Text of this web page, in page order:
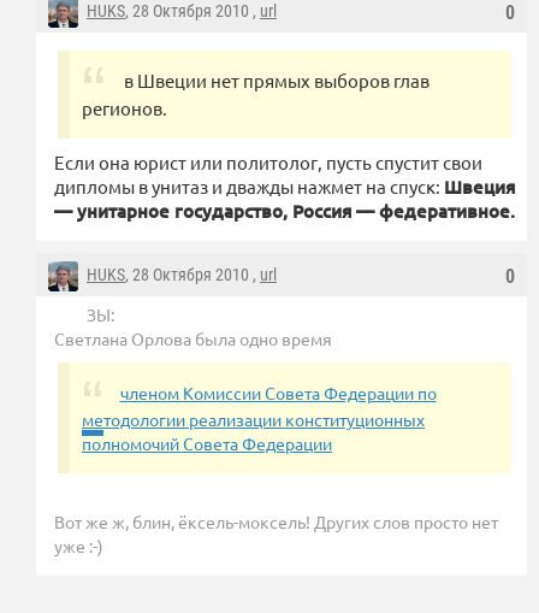
0
HUKS, 28 Октября 2010 , url
в Швеции нет прямых выборов глав
регионов.
Если она юрист или политолог, пусть спустит свои
дипломы в унитаз и дважды нажмет на спуск: Швеция
— унитарное государство, Россия — федеративное.
0
HUKS, 28 Октября 2010 , url
ЗЫ:
Светлана Орлова была одно время
членом Комиссии Совета Федерации по
методологии реализации конституционных
полномочий Совета Федерации
Вот же ж, блин, ёксель-моксель! Других слов просто нет
уже :-)